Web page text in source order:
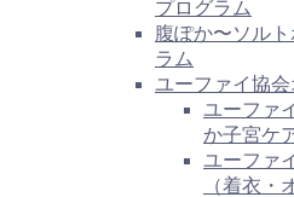
プログラム
腹ぽか〜ソル
ラム
ユーファイ協
ユーファ
か子宮ケ
ユーファ
（着衣・